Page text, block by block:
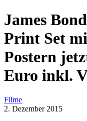
James
Print Set
Postern
Euro inkl.
Filme
2. Dezember 2015